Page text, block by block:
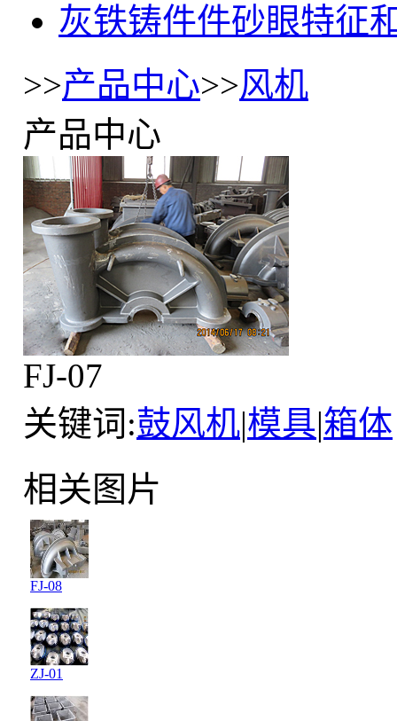
灰铁铸件件砂眼特征
>>产品中心>>风机
产品中心
FJ-07
关键词:鼓风机|模具|箱体
相关图片
FJ-08
ZJ-01